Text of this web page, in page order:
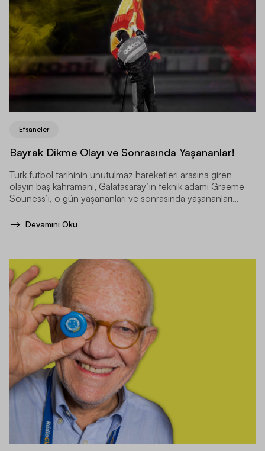
Efsaneler
Bayrak Dikme Olayı ve Sonrasında Yaşananlar!
Türk futbol tarihinin unutulmaz hareketleri arasına giren
olayın baş kahramanı, Galatasaray’ın teknik adamı Graeme
Souness’i, o gün yaşananları ve sonrasında yaşananları
Devamını Oku